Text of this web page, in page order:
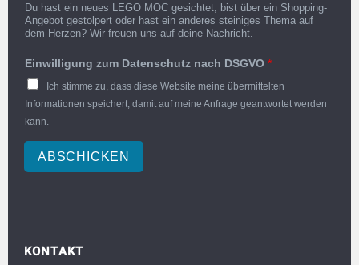
Du hast ein neues LEGO MOC gesichtet, bist über ein Shopping-
Angebot gestolpert oder hast ein anderes steiniges Thema auf
dem Herzen? Wir freuen uns auf deine Nachricht.
Einwilligung zum Datenschutz nach DSGVO *
Ich stimme zu, dass diese Website meine übermittelten
Informationen speichert, damit auf meine Anfrage geantwortet werden
kann.
ABSCHICKEN
KONTAKT